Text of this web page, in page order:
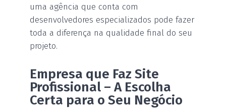
uma agência que conta com
desenvolvedores especializados pode fazer
toda a diferença na qualidade final do seu
projeto.
Empresa que Faz Site
Profissional – A Escolha
Certa para o Seu Negócio